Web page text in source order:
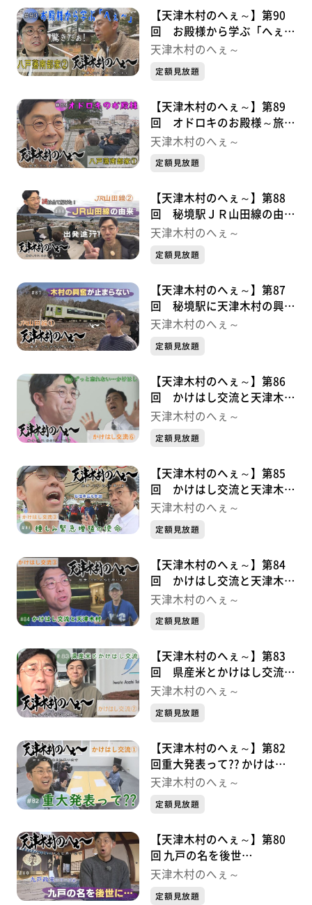
【天津木村のへぇ～】第90
回 お殿様から学ぶ「へぇ
～」 八戸藩南部家シリーズ
天津木村のへぇ～
定額見放題
【天津木村のへぇ～】第89
回 オドロキのお殿様～旅の
始まり～ 八戸藩南部家シリ
天津木村のへぇ～
定額見放題
【天津木村のへぇ～】第88
回 秘境駅ＪＲ山田線の由来
が解明！ ＪＲ山田線シリー
天津木村のへぇ～
定額見放題
【天津木村のへぇ～】第87
回 秘境駅に天津木村の興奮
が止まらない ＪＲ山田線シ
天津木村のへぇ～
定額見放題
【天津木村のへぇ～】第86
回 かけはし交流と天津木村
かけはし交流シリーズ⑤最終
天津木村のへぇ～
定額見放題
【天津木村のへぇ～】第85
回 かけはし交流と天津木村
かけはし交流シリーズ④
天津木村のへぇ～
定額見放題
【天津木村のへぇ～】第84
回 かけはし交流と天津木村
かけはし交流シリーズ③
天津木村のへぇ～
定額見放題
【天津木村のへぇ～】第83
回 県産米とかけはし交流
かけはし交流シリーズ②
天津木村のへぇ～
定額見放題
【天津木村のへぇ～】第82
回重大発表って?? かけはし
交流シリーズ①
天津木村のへぇ～
定額見放題
【天津木村のへぇ～】第80
回 九戸の名を後世
に・・・ 九戸政実シリーズ
天津木村のへぇ～
定額見放題